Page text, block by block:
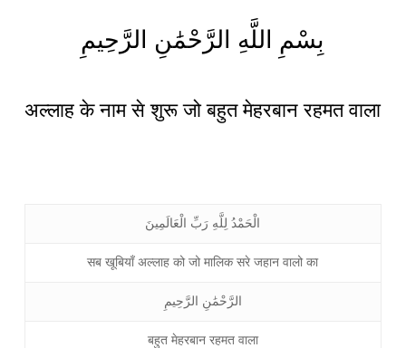
بِسْمِ اللَّهِ الرَّحْمَٰنِ الرَّحِيمِ
अल्लाह के नाम से शुरू जो बहुत मेहरबान रहमत वाला
الْحَمْدُ لِلَّهِ رَبِّ الْعَالَمِينَ
सब खूबियाँ अल्लाह को जो मालिक सरे जहान वालो का
الرَّحْمَٰنِ الرَّحِيمِ
बहुत मेहरबान रहमत वाला